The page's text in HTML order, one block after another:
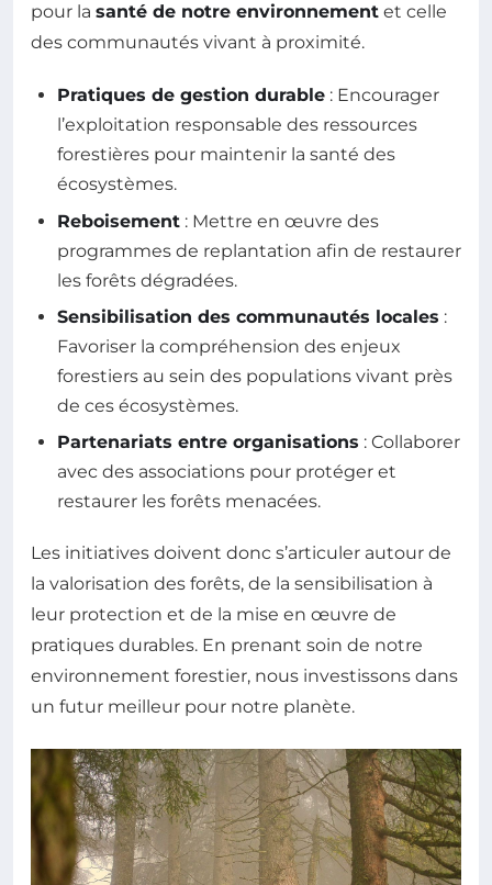
pour la santé de notre environnement et celle
des communautés vivant à proximité.
Pratiques de gestion durable : Encourager
l’exploitation responsable des ressources
forestières pour maintenir la santé des
écosystèmes.
Reboisement : Mettre en œuvre des
programmes de replantation afin de restaurer
les forêts dégradées.
Sensibilisation des communautés locales :
Favoriser la compréhension des enjeux
forestiers au sein des populations vivant près
de ces écosystèmes.
Partenariats entre organisations : Collaborer
avec des associations pour protéger et
restaurer les forêts menacées.
Les initiatives doivent donc s’articuler autour de
la valorisation des forêts, de la sensibilisation à
leur protection et de la mise en œuvre de
pratiques durables. En prenant soin de notre
environnement forestier, nous investissons dans
un futur meilleur pour notre planète.